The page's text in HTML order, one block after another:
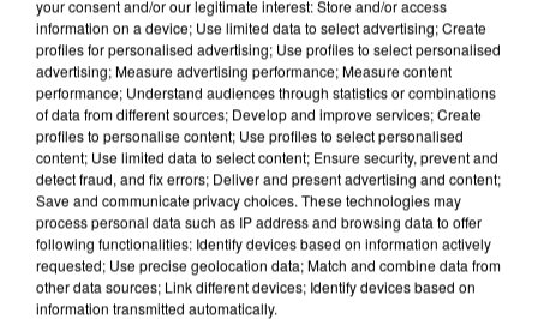
DE SOLIDARITÉ AVEC LES...
your consent and/or our legitimate interest: Store and/or access
information on a device; Use limited data to select advertising; Create
profiles for personalised advertising; Use profiles to select personalised
advertising; Measure advertising performance; Measure content
performance; Understand audiences through statistics or combinations
of data from different sources; Develop and improve services; Create
profiles to personalise content; Use profiles to select personalised
content; Use limited data to select content; Ensure security, prevent and
detect fraud, and fix errors; Deliver and present advertising and content;
Save and communicate privacy choices. These technologies may
process personal data such as IP address and browsing data to offer
following functionalities: Identify devices based on information actively
requested; Use precise geolocation data; Match and combine data from
other data sources; Link different devices; Identify devices based on
information transmitted automatically.